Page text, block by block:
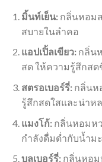
มิ้นท์เย็น:กลิ่นหอม
สบายในลำคอ
แอปเปิ้ลเขียว:กลิ่นห
สด ให้ความรู้สึกส
สตรอเบอร์รี่:กลิ่นห
รู้สึกสดใสและน่าห
แมงโก้:กลิ่นหอมหว
กำลังดื่มด่ำกับน้ำม
บลูเบอร์รี่:กลิ่นหอม